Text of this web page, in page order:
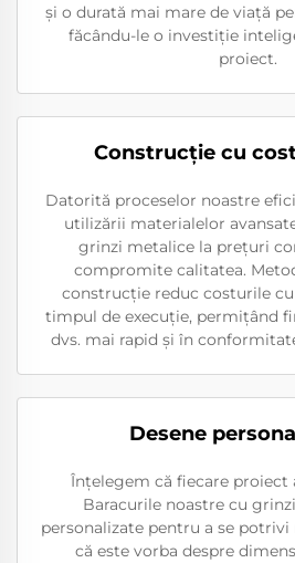
și o durată mai mare de viață
făcându-le o investiție
proiect.
Construcție cu
Datorită proceselor noastre
utilizării materialelor
grinzi metalice la prețuri
compromite calitatea.
construcție reduc costurile
timpul de execuție, permițând
dvs. mai rapid și în
Desene
Înțelegem că fiecare proiect
Baracurile noastre cu
personalizate pentru a se
că este vorba despre